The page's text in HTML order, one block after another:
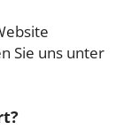
Sie uns unter